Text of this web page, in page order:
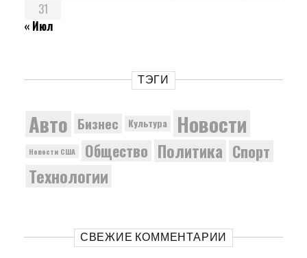
31
« Июл
ТЭГИ
Авто Бизнес Культура Новости
Новости США Общество Политика Спорт
Технологии
СВЕЖИЕ КОММЕНТАРИИ